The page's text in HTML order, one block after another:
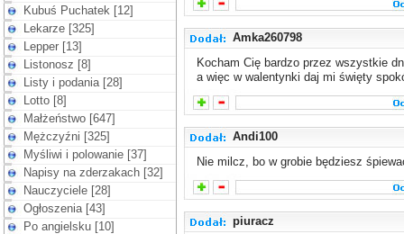
Kubuś Puchatek [12]
Lekarze [325]
Lepper [13]
Listonosz [8]
Listy i podania [28]
Lotto [8]
Małżeństwo [647]
Mężczyźni [325]
Myśliwi i polowanie [37]
Napisy na zderzakach [32]
Nauczyciele [28]
Ogłoszenia [43]
Po angielsku [10]
Amka260798
Kocham Cię bardzo przez wszystkie
a więc w walentynki daj mi święty
Andi100
Nie milcz, bo w grobie będziesz
piuracz